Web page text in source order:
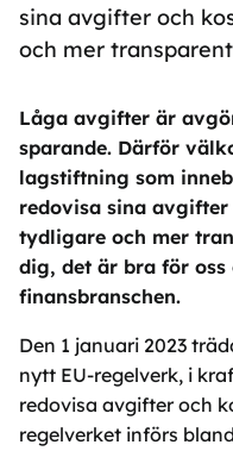
sina avgifter och
och mer
Låga avgifter är
sparande. Därför
lagstiftning som
redovisa sina
tydligare och mer
dig, det är bra för
finansbranschen.
Den 1 januari 2023
nytt EU-regelverk, i
redovisa avgifter och
regelverket införs